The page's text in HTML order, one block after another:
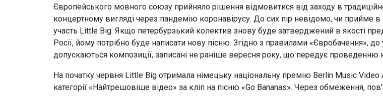
Європейського мовного союзу прийняло рішення відмовитися від заходу в
концертному вигляді через пандемію коронавірусу. До сих пір невідомо, чи прийме
участь Little Big. Якщо петербурзький колектив знову буде затверджений в якості
Росії, йому потрібно буде написати нову пісню. Згідно з правилами «Євробачення», до
допускаються композиції, записані не раніше вересня року, що передує проведенню
На початку червня Little Big отримала німецьку національну премію Berlin Music Video
категорії «Найтрешовіше відео» за кліп на пісню «Go Bananas». Через обмеження,